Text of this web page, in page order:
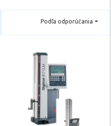
Podľa odporúčania